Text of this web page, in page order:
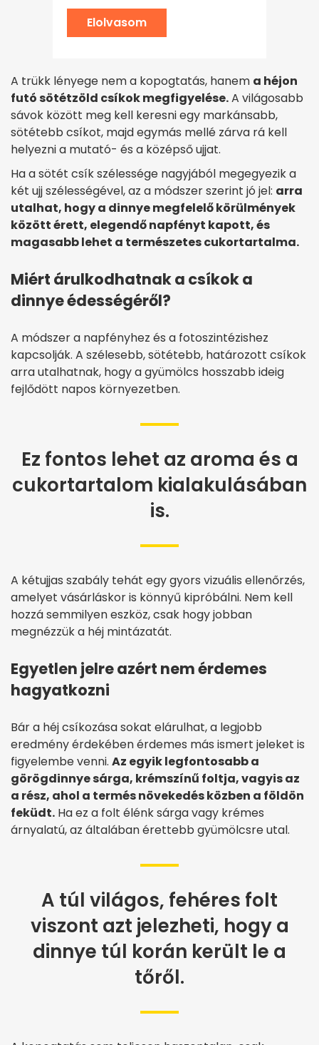
Elolvasom
A trükk lényege nem a kopogtatás, hanem a héjon
futó sötétzöld csíkok megfigyelése.A világosabb
sávok között meg kell keresni egy markánsabb,
sötétebb csíkot, majd egymás mellé zárva rá kell
helyezni a mutató- és a középső ujjat.
Ha a sötét csík szélessége nagyjából megegyezik a
két ujj szélességével, az a módszer szerint jó jel: arra
utalhat, hogy a dinnye megfelelő körülmények
között érett, elegendő napfényt kapott, és
magasabb lehet a természetes cukortartalma.
Miért árulkodhatnak a csíkok a
dinnye édességéről?
A módszer a napfényhez és a fotoszintézishez
kapcsolják. A szélesebb, sötétebb, határozott csíkok
arra utalhatnak, hogy a gyümölcs hosszabb ideig
fejlődött napos környezetben.
Ez fontos lehet az aroma és a
cukortartalom kialakulásában
is.
A kétujjas szabály tehát egy gyors vizuális ellenőrzés,
amelyet vásárláskor is könnyű kipróbálni. Nem kell
hozzá semmilyen eszköz, csak hogy jobban
megnézzük a héj mintázatát.
Egyetlen jelre azért nem érdemes
hagyatkozni
Bár a héj csíkozása sokat elárulhat, a legjobb
eredmény érdekében érdemes más ismert jeleket is
figyelembe venni. Az egyik legfontosabb a
görögdinnye sárga, krémszínű foltja, vagyis az
a rész, ahol a termés növekedés közben a földön
feküdt. Ha ez a folt élénk sárga vagy krémes
árnyalatú, az általában érettebb gyümölcsre utal.
A túl világos, fehéres folt
viszont azt jelezheti, hogy a
dinnye túl korán került le a
tőről.